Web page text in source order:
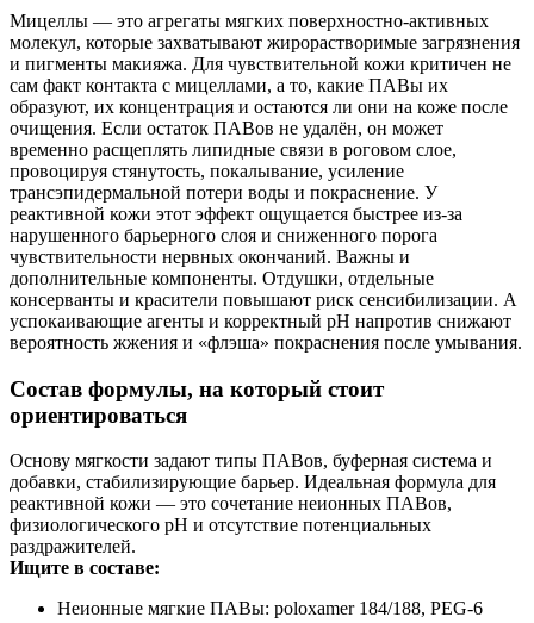
Мицеллы — это агрегаты мягких поверхностно-активных
молекул, которые захватывают жирорастворимые загрязнения
и пигменты макияжа. Для чувствительной кожи критичен не
сам факт контакта с мицеллами, а то, какие ПАВы их
образуют, их концентрация и остаются ли они на коже после
очищения. Если остаток ПАВов не удалён, он может
временно расщеплять липидные связи в роговом слое,
провоцируя стянутость, покалывание, усиление
трансэпидермальной потери воды и покраснение. У
реактивной кожи этот эффект ощущается быстрее из‑за
нарушенного барьерного слоя и сниженного порога
чувствительности нервных окончаний. Важны и
дополнительные компоненты. Отдушки, отдельные
консерванты и красители повышают риск сенсибилизации. А
успокаивающие агенты и корректный pH напротив снижают
вероятность жжения и «флэша» покраснения после умывания.
Состав формулы, на который стоит
ориентироваться
Основу мягкости задают типы ПАВов, буферная система и
добавки, стабилизирующие барьер. Идеальная формула для
реактивной кожи — это сочетание неионных ПАВов,
физиологического pH и отсутствие потенциальных
раздражителей.
Ищите в составе:
Неионные мягкие ПАВы: poloxamer 184/188, PEG‑6